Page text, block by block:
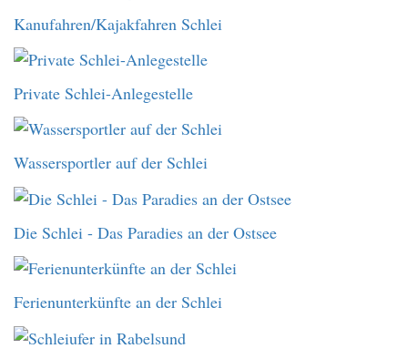
Kanufahren/Kajakfahren Schlei
Private Schlei-Anlegestelle
Wassersportler auf der Schlei
Die Schlei - Das Paradies an der Ostsee
Ferienunterkünfte an der Schlei